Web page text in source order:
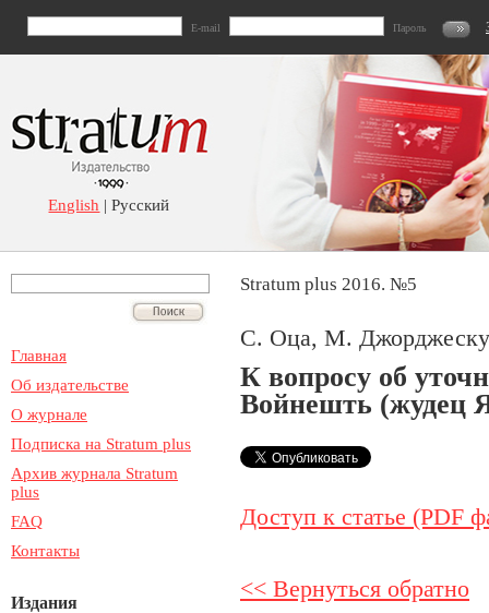
E-mail Пароль
English | Русский
Главная
Об издательстве
О журнале
Подписка на Stratum plus
Архив журнала Stratum
plus
FAQ
Контакты
Издания
Stratum plus 2016. №5
С. Оца, М. Джорджеску
К вопросу об
Войнешть (жудец
Доступ к статье (PDF
<< Вернуться обратно